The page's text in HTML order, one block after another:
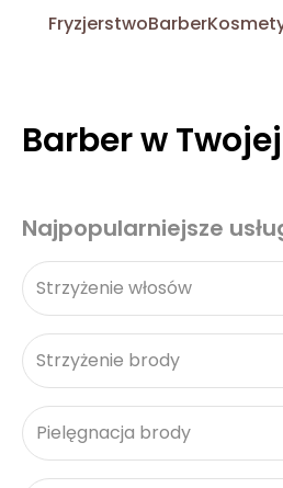
FryzjerstwoBarber
Barber w
Najpopularniejsze
Strzyżenie włosów
Strzyżenie brody
Pielęgnacja brody